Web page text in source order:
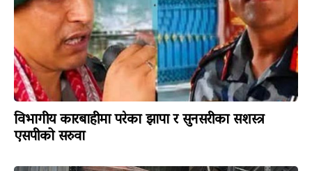
विभागीय कारबाहीमा परेका झापा र सुनसरीका सशस्त्र
एसपीको सरुवा